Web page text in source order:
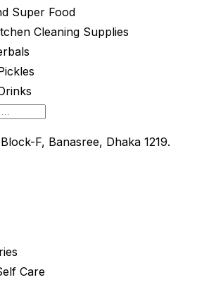
Super Food
Cleaning Supplies
F, Banasree, Dhaka 1219.
Care